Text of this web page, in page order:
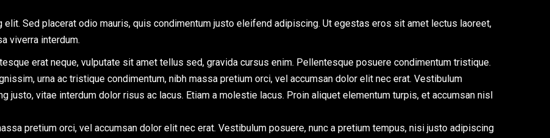
Sed placerat odio mauris, quis condimentum justo eleifend adipiscing. Ut egestas eros sit amet lectus laoreet,
viverra interdum.
erat neque, vulputate sit amet tellus sed, gravida cursus enim. Pellentesque posuere condimentum tristique.
urna ac tristique condimentum, nibh massa pretium orci, vel accumsan dolor elit nec erat. Vestibulum
justo, vitae interdum dolor risus ac lacus. Etiam a molestie lacus. Proin aliquet elementum turpis, et accumsan nisl
pretium orci, vel accumsan dolor elit nec erat. Vestibulum posuere, nunc a pretium tempus, nisi justo adipiscing